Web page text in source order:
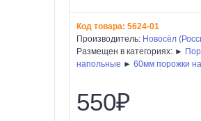
Код товара: 5624-01
Производитель: Новосёл
Размещен в категориях: ►
напольные ► 60мм порожки
550₽